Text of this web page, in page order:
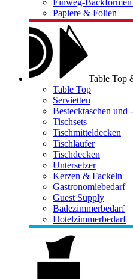
Einweg-
Papiere & Folien
Table Top
Table Top
Servietten
Bestecktaschen und
Tischsets
Tischmitteldecken
Tischläufer
Tischdecken
Untersetzer
Kerzen & Fackeln
Gastronomiebedarf
Guest Supply
Badezimmerbedarf
Hotelzimmerbedarf